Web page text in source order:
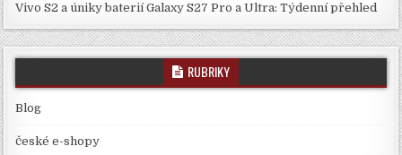
Vivo S2 a úniky baterií Galaxy S27 Pro a Ultra: Týdenní přehled
RUBRIKY
Blog
české e-shopy